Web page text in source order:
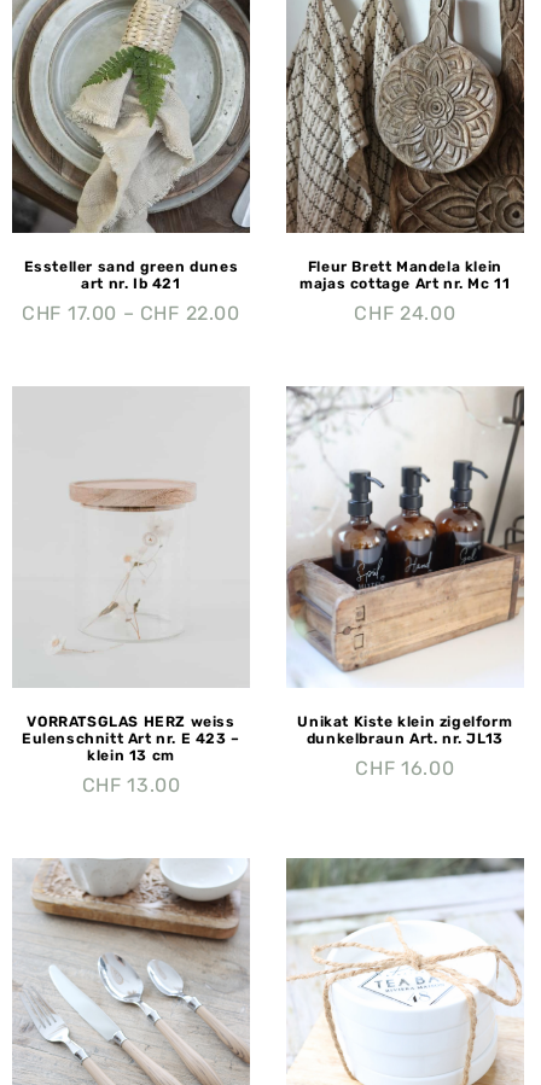
Essteller sand green dunes
art nr. Ib 421
CHF 17.00 – CHF 22.00
Fleur Brett Mandela klein
majas cottage Art nr. Mc 11
CHF 24.00
VORRATSGLAS HERZ weiss
Eulenschnitt Art nr. E 423 –
klein 13 cm
CHF 13.00
Unikat Kiste klein zigelform
dunkelbraun Art. nr. JL13
CHF 16.00